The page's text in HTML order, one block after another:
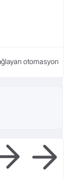
otomasyon